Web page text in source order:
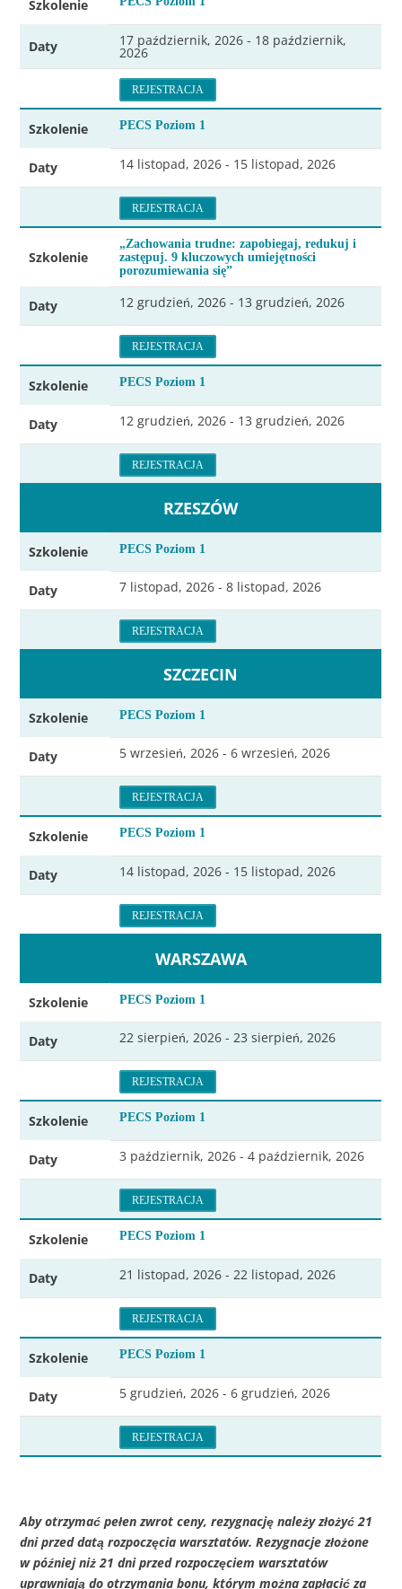
Szkolenie
Daty 17 październik, 2026 - 18 październik,
2026
REJESTRACJA
Szkolenie PECS Poziom 1
Daty 14 listopad, 2026 - 15 listopad, 2026
REJESTRACJA
Szkolenie
„Zachowania trudne: zapobiegaj, redukuj i
zastępuj. 9 kluczowych umiejętności
porozumiewania się”
Daty 12 grudzień, 2026 - 13 grudzień, 2026
REJESTRACJA
Szkolenie PECS Poziom 1
Daty 12 grudzień, 2026 - 13 grudzień, 2026
REJESTRACJA
RZESZÓW
Szkolenie PECS Poziom 1
Daty 7 listopad, 2026 - 8 listopad, 2026
REJESTRACJA
SZCZECIN
Szkolenie PECS Poziom 1
Daty 5 wrzesień, 2026 - 6 wrzesień, 2026
REJESTRACJA
Szkolenie PECS Poziom 1
Daty 14 listopad, 2026 - 15 listopad, 2026
REJESTRACJA
WARSZAWA
Szkolenie PECS Poziom 1
Daty 22 sierpień, 2026 - 23 sierpień, 2026
REJESTRACJA
Szkolenie PECS Poziom 1
Daty 3 październik, 2026 - 4 październik, 2026
REJESTRACJA
Szkolenie PECS Poziom 1
Daty 21 listopad, 2026 - 22 listopad, 2026
REJESTRACJA
Szkolenie PECS Poziom 1
Daty 5 grudzień, 2026 - 6 grudzień, 2026
REJESTRACJA
Aby otrzymać pełen zwrot ceny, rezygnację należy złożyć 21
dni przed datą rozpoczęcia warsztatów. Rezygnacje złożone
w później niż 21 dni przed rozpoczęciem warsztatów
uprawniają do otrzymania bonu, którym można zapłacić za